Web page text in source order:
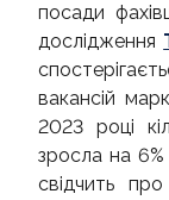
посади
дослідження
вакансій
2023 році
зросла на
свідчить